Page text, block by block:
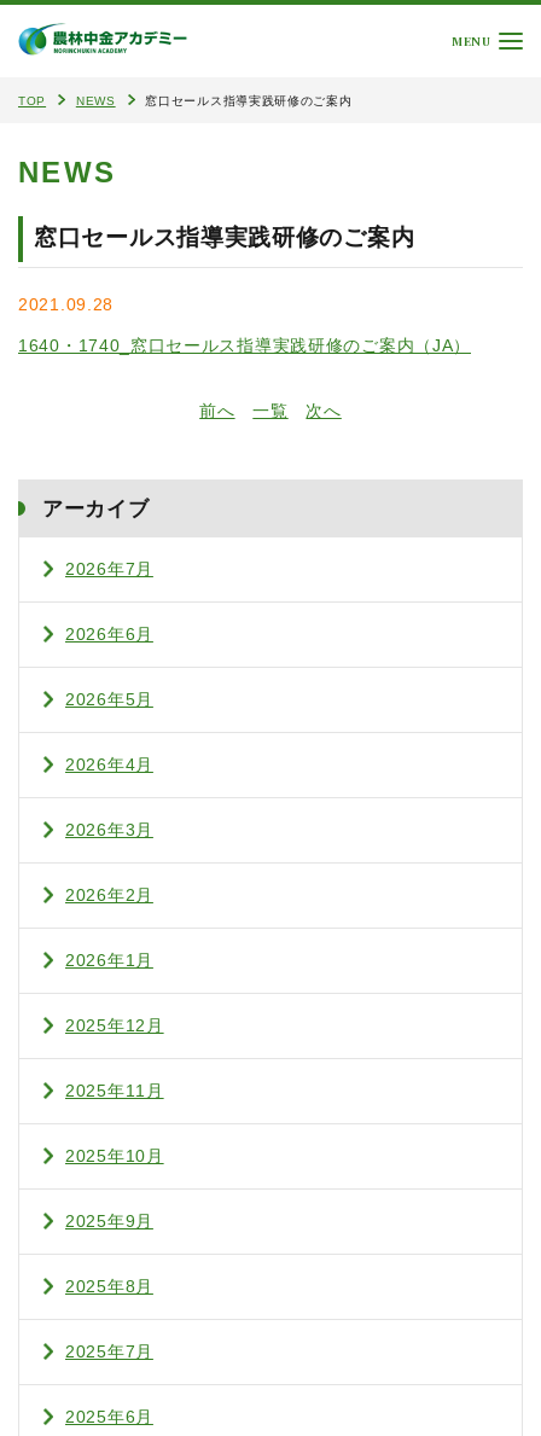
MENU
TOP NEWS 窓口セールス指導実践研修のご案内
NEWS
窓口セールス指導実践研修のご案内
2021.09.28
1640・1740_窓口セールス指導実践研修のご案内（JA）
前へ 一覧 次へ
アーカイブ
2026年7月
2026年6月
2026年5月
2026年4月
2026年3月
2026年2月
2026年1月
2025年12月
2025年11月
2025年10月
2025年9月
2025年8月
2025年7月
2025年6月